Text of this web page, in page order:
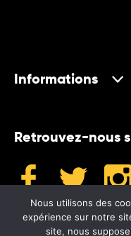
Informations
Retrouvez-nous
Nous utilisons des
expérience sur notre
site, nous